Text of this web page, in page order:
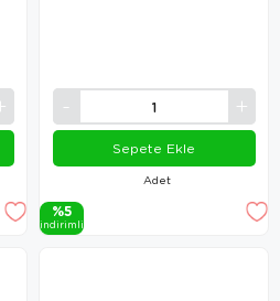
Adet
Sepete Ekle
%5
i̇ndi̇ri̇mli̇